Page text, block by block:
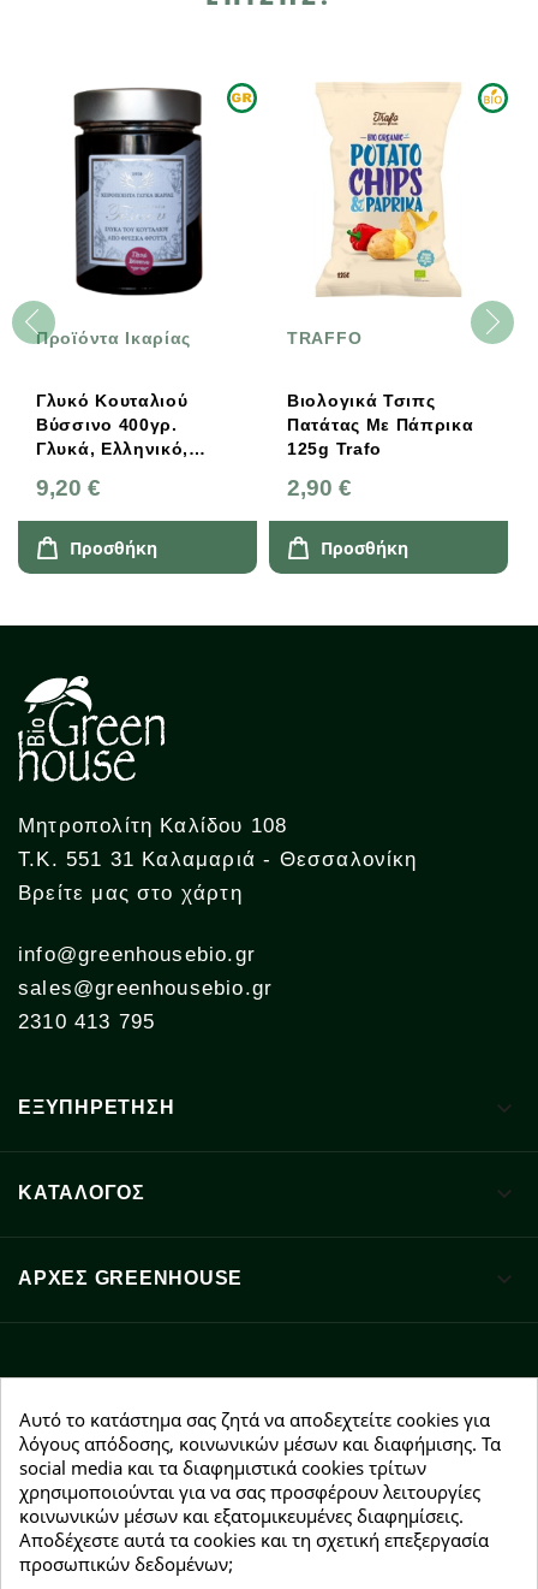
Προϊόντα Ικαρίας
Γλυκό Κουταλιού
Βύσσινο 400γρ.
Γλυκά, Ελληνικό,
9,20 €
Προσθήκη
TRAFFO
Βιολογικά Τσιπς
Πατάτας Με Πάπρικα
125g Trafo
2,90 €
Προσθήκη
Μητροπολίτη Καλίδου 108
Τ.Κ. 551 31 Καλαμαριά - Θεσσαλονίκη
Βρείτε μας στο χάρτη
info@greenhousebio.gr
sales@greenhousebio.gr
2310 413 795
ΕΞΥΠΗΡΕΤΗΣΗ 
ΚΑΤΑΛΟΓΟΣ 
ΑΡΧΈΣ GREENHOUSE 
Facebook YouTubeInstagram
NEWSLETTER
Εγγραφείτε δωρεάν και θα είστε οι πρώτοι που θα
Αυτό το κατάστημα σας ζητά να αποδεχτείτε cookies για
λόγους απόδοσης, κοινωνικών μέσων και διαφήμισης. Τα
social media και τα διαφημιστικά cookies τρίτων
χρησιμοποιούνται για να σας προσφέρουν λειτουργίες
κοινωνικών μέσων και εξατομικευμένες διαφημίσεις.
Αποδέχεστε αυτά τα cookies και τη σχετική επεξεργασία
προσωπικών δεδομένων;